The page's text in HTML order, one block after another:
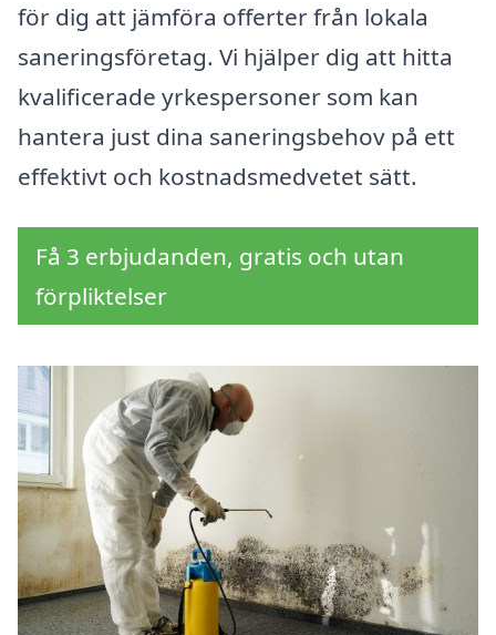
för dig att jämföra offerter från lokala
saneringsföretag. Vi hjälper dig att hitta
kvalificerade yrkespersoner som kan
hantera just dina saneringsbehov på ett
effektivt och kostnadsmedvetet sätt.
Få 3 erbjudanden, gratis och utan
förpliktelser